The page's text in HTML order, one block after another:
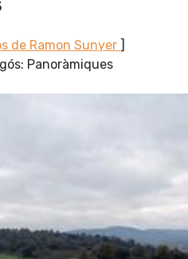
de Ramon Sunyer ]
Panoràmiques